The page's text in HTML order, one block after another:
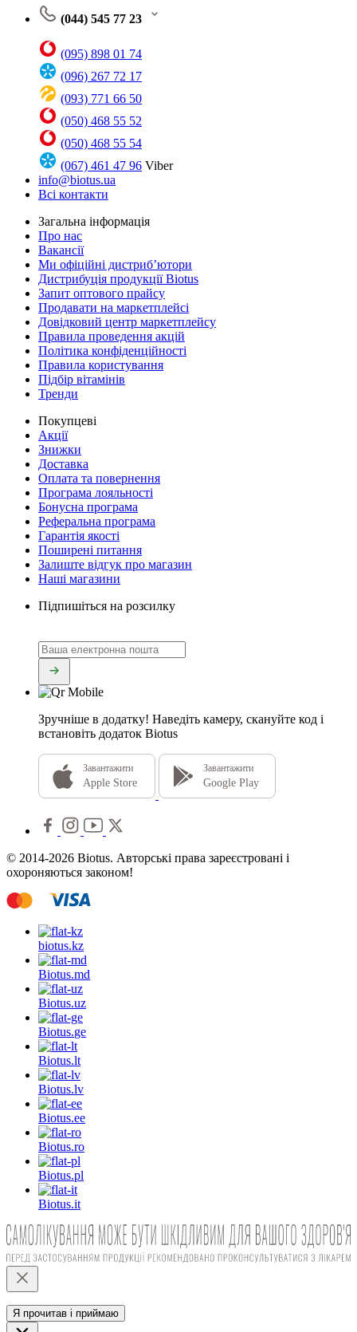
(044) 545 77 23
(095) 898 01 74
(096) 267 72 17
(093) 771 66 50
(050) 468 55 52
(050) 468 55 54
(067) 461 47 96 Viber
info@biotus.ua
Всі контакти
Загальна інформація
Про нас
Вакансії
Ми офіційні дистриб’ютори
Дистрибуція продукції Biotus
Запит оптового прайсу
Продавати на маркетплейсі
Довідковий центр маркетплейсу
Правила проведення акцій
Політика конфіденційності
Правила користування
Підбір вітамінів
Тренди
Покупцеві
Акції
Знижки
Доставка
Оплата та повернення
Програма лояльності
Бонусна програма
Реферальна програма
Гарантія якості
Поширені питання
Залиште відгук про магазин
Наші магазини
Підпишіться на розсилку
Зручніше в додатку! Наведіть камеру, скануйте код і
встановіть додаток Biotus
Завантажити
Apple Store
Завантажити
Google Play
© 2014-2026 Biotus. Авторські права зареєстровані і
охороняються законом!
biotus.kz
Biotus.md
Biotus.uz
Biotus.ge
Biotus.lt
Biotus.lv
Biotus.ee
Biotus.ro
Biotus.pl
Biotus.it
Я прочитав і приймаю